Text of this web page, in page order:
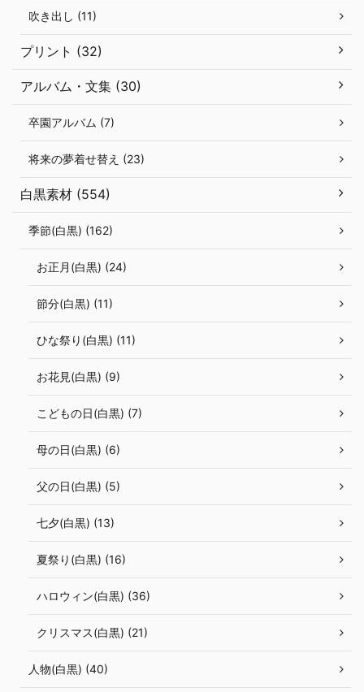
吹き出し (11)
プリント (32)
アルバム・文集 (30)
卒園アルバム (7)
将来の夢着せ替え (23)
白黒素材 (554)
季節(白黒) (162)
お正月(白黒) (24)
節分(白黒) (11)
ひな祭り(白黒) (11)
お花見(白黒) (9)
こどもの日(白黒) (7)
母の日(白黒) (6)
父の日(白黒) (5)
七夕(白黒) (13)
夏祭り(白黒) (16)
ハロウィン(白黒) (36)
クリスマス(白黒) (21)
人物(白黒) (40)